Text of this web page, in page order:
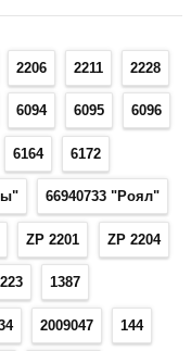
2206 2211 2228
6094 6095 6096
6164 6172
66940733 "Роял"
ZP 2201 ZP 2204
1387
2009047 144